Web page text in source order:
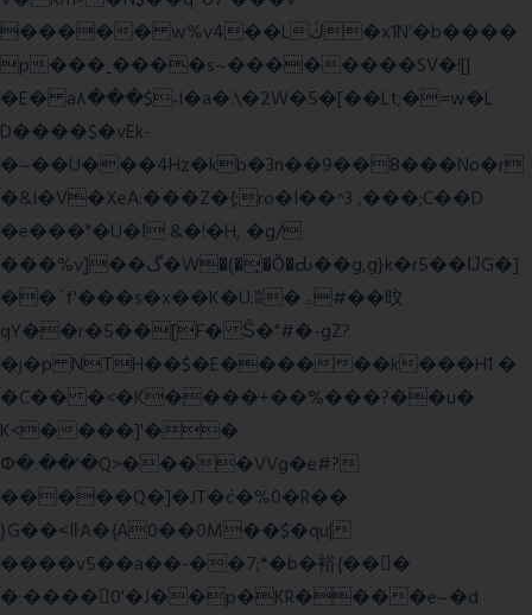
����� w%v4��Lڭ�x1N'�b����
p���˿����s~��������SV�![|
�E� a٨���$˖I�a�.\�2W�5�[��Lt;�=w�L
D����$�vEk-
�~��U���4Hz�kb�3n��9��8���No�r
�&I�V�XeA:���Z�{;ro�I��^3 ,���;C��D
�e���"�U�ǀ &�!�H, �g/
���%v]��گ�W�(�̟�Õ�Ԃ��g,g}k�r5��ĲG�]
��`f'���s�x��K�U.ʬ�ۃ#��旼
qY��r�5��[F� Ŝ�"#�-gZ?
�j�p NTH��$�E������k���H1 �
�C�� �<�K����+��%���?��u�
K<����]'��
Փ�:��'�Q>����VVg�e#?
�����Q�]�JT�݁c�%0�R��
}G��˂IŀA�{A0��0M��$�qu|
����v5��a��-��7;*�b�裕{���ً
�:����0'�J��p�KR����e~�d